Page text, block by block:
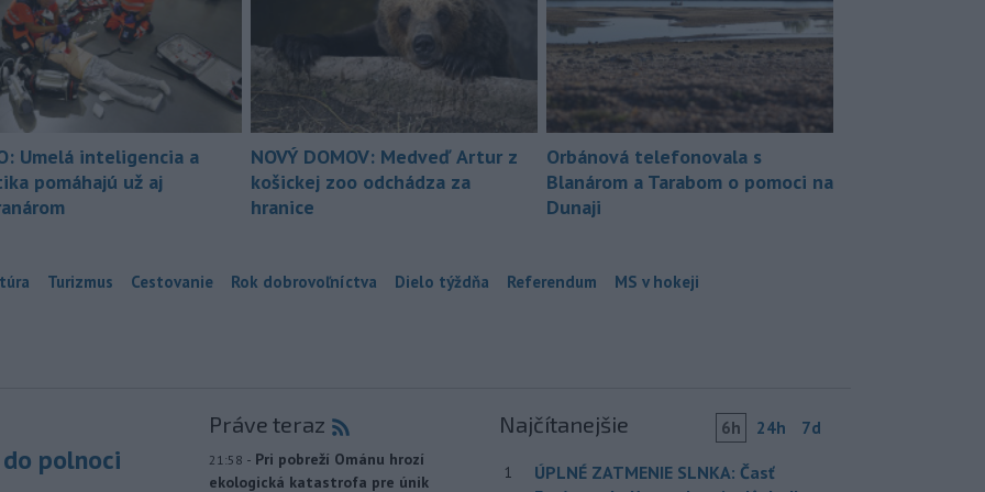
Umelá inteligencia a
pomáhajú už aj
NOVÝ DOMOV: Medveď Artur z
košickej zoo odchádza za
hranice
Orbánová telefonovala s
Blanárom a Tarabom o pomoci na
Dunaji
Turizmus Cestovanie Rok dobrovoľníctva Dielo týždňa Referendum MS v hokeji
do polnoci
Práve teraz
21:58 - Pri pobreží Ománu hrozí
ekologická katastrofa pre únik
Najčítanejšie 6h 24h 7d
1
ÚPLNÉ ZATMENIE SLNKA: Časť